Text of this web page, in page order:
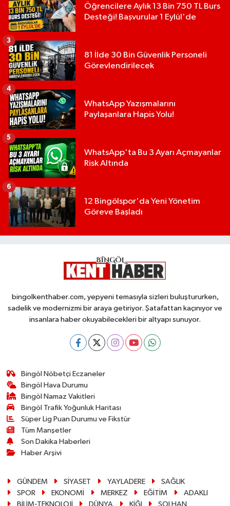
Öğrencilere Aylık 13 Bin 750 TL Burs
Desteği! Başvurular 1 Eylül'de
81 İlde 30 Bin Güvenlik Personeli
Görevlendirilecek
3
WhatsApp Yazışmalarını
Paylaşanlara Hapis Yolu!
4
WhatsApp'ta Bu 3 Ayarı Açmayanlar
Risk Altında
5
12 Bingölspor'da Yeni Yönetim
Göreve Başladı
6
bingolkenthaber.com, yepyeni temasıyla sizleri buluştururken,
sadelik ve modernizmi bir araya getiriyor. Şatafattan kaçınıyor ve
insanlara haber okuyabilecekleri bir altyapı sunuyor.
Bingöl Nöbetçi Eczaneler
Bingöl Hava Durumu
Bingöl Namaz Vakitleri
Bingöl Trafik Yoğunluk Haritası
Süper Lig Puan Durumu ve Fikstür
Tüm Manşetler
Son Dakika Haberleri
Haber Arşivi
GÜNDEM SİYASET YAYLADERE
SAĞLIK
SPOR
EKONOMİ MERKEZ EĞİTİM
ADAKLI
BİLİM-TEKNOLOJİ
DÜNYA KİĞI SOLHAN